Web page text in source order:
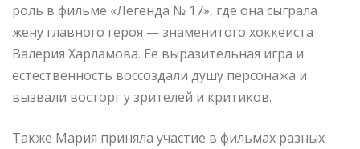
роль в фильме «Легенда № 17», где она сыграла
жену главного героя — знаменитого хоккеиста
Валерия Харламова. Ее выразительная игра и
естественность воссоздали душу персонажа и
вызвали восторг у зрителей и критиков.
Также Мария приняла участие в фильмах разных